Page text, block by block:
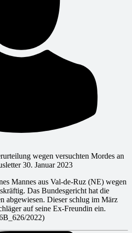
wegen versuchten Mordes an
30. Januar 2023
Mannes aus Val-de-Ruz (NE) wegen
Das Bundesgericht hat die
abgewiesen. Dieser schlug im März
auf seine Ex-Freundin ein.
2022)